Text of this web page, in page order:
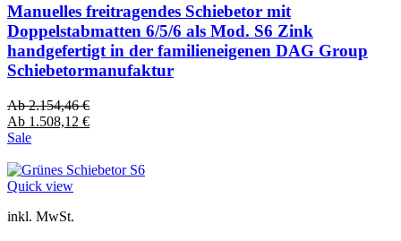
Manuelles freitragendes Schiebetor mit
Doppelstabmatten 6/5/6 als Mod. S6 Zink
handgefertigt in der familieneigenen DAG Group
Schiebetormanufaktur
Ab2.154,46€
Ab 1.508,12 €
Sale
Quick view
inkl. MwSt.